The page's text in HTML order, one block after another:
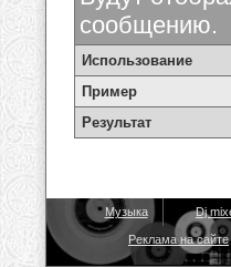
сообщению.
Использование
Пример
Результат
Музыка Dj
Реклама на сайте